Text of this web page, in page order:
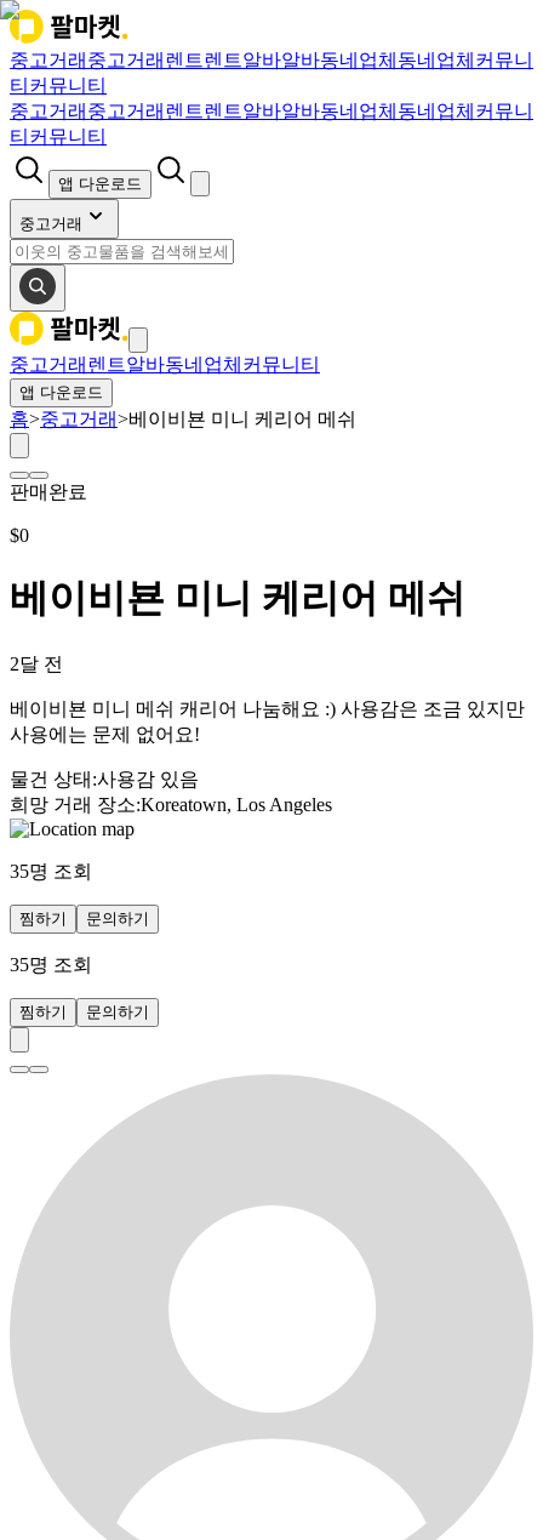
중고거래 중고거래 렌트렌트알바알바동네업체 동네업체 커뮤니
티 커뮤니티
중고거래 중고거래 렌트렌트알바알바동네업체 동네업체 커뮤니
티 커뮤니티
앱 다운로드
중고거래
중고거래 렌트알바동네업체 커뮤니티
앱 다운로드
홈>중고거래>베이비뵨 미니 케리어 메쉬
판매완료
$0
베이비뵨 미니 케리어 메쉬
2달 전
베이비뵨 미니 메쉬 캐리어 나눔해요 :) 사용감은 조금 있지만
사용에는 문제 없어요!
물건 상태 :사용감 있음
희망 거래 장소:Koreatown, Los Angeles
35명 조회
찜하기 문의하기
35명 조회
찜하기 문의하기